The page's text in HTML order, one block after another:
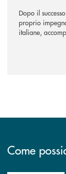
Dopo il
proprio
italiane,
Come